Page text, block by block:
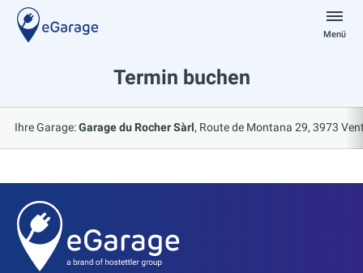
Zum
Inhalt
springen
Menü
Termin buchen
Ihre Garage:Garage du Rocher Sàrl Route de Montana 29, 3973